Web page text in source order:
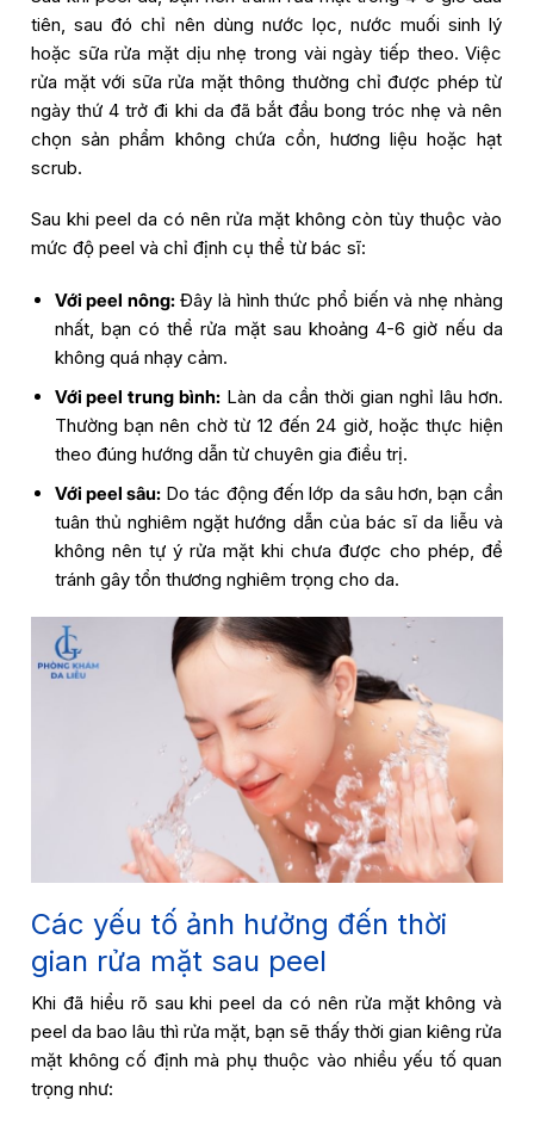
tiên, sau đó chỉ nên dùng nước lọc, nước muối sinh lý
hoặc sữa rửa mặt dịu nhẹ trong vài ngày tiếp theo. Việc
rửa mặt với sữa rửa mặt thông thường chỉ được phép từ
ngày thứ 4 trở đi khi da đã bắt đầu bong tróc nhẹ và nên
chọn sản phẩm không chứa cồn, hương liệu hoặc hạt
scrub.
Sau khi peel da có nên rửa mặt không còn tùy thuộc vào
mức độ peel và chỉ định cụ thể từ bác sĩ:
Với peel nông:Đây là hình thức phổ biến và nhẹ nhàng
nhất, bạn có thể rửa mặt sau khoảng 4-6 giờ nếu da
không quá nhạy cảm.
Với peel trung bình:Làn da cần thời gian nghỉ lâu hơn.
Thường bạn nên chờ từ 12 đến 24 giờ, hoặc thực hiện
theo đúng hướng dẫn từ chuyên gia điều trị.
Với peel sâu:Do tác động đến lớp da sâu hơn, bạn cần
tuân thủ nghiêm ngặt hướng dẫn của bác sĩ da liễu và
không nên tự ý rửa mặt khi chưa được cho phép, để
tránh gây tổn thương nghiêm trọng cho da.
Các yếu tố ảnh hưởng đến thời
gian rửa mặt sau peel
Khi đã hiểu rõ sau khi peel da có nên rửa mặt không và
peel da bao lâu thì rửa mặt, bạn sẽ thấy thời gian kiêng rửa
mặt không cố định mà phụ thuộc vào nhiều yếu tố quan
trọng như: